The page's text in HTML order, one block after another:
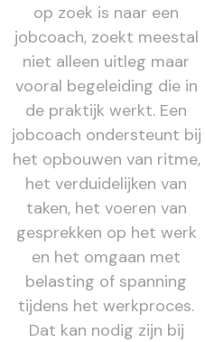
op zoek is naar een
jobcoach, zoekt meestal
niet alleen uitleg maar
vooral begeleiding die in
de praktijk werkt. Een
jobcoach ondersteunt bij
het opbouwen van ritme,
het verduidelijken van
taken, het voeren van
gesprekken op het werk
en het omgaan met
belasting of spanning
tijdens het werkproces.
Dat kan nodig zijn bij